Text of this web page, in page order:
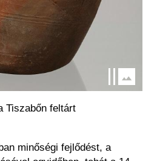
Tiszabőn feltárt
minőségi fejlődést, a